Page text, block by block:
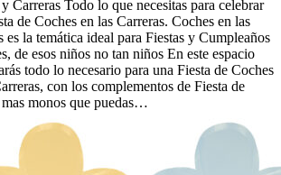
Carreras Todo lo que necesitas para celebrar
de Coches en las Carreras. Coches en las
es la temática ideal para Fiestas y Cumpleaños
de esos niños no tan niños En este espacio
todo lo necesario para una Fiesta de Coches
con los complementos de Fiesta de
monos que puedas…